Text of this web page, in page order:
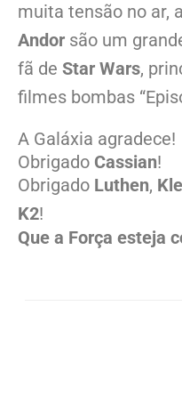
muita tensão no ar,
Andor são um
fã de Star Wars,
filmes bombas
A Galáxia agradece!
Obrigado Cassian!
Obrigado Luthen,
K2!
Que a Força esteja